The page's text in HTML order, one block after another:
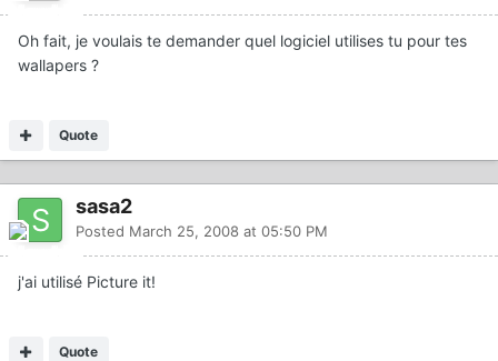
Oh fait, je voulais te demander quel logiciel utilises tu pour tes
wallapers ?
Quote
sasa2
Posted March 25, 2008 at 05:50 PM
j'ai utilisé Picture it!
Quote